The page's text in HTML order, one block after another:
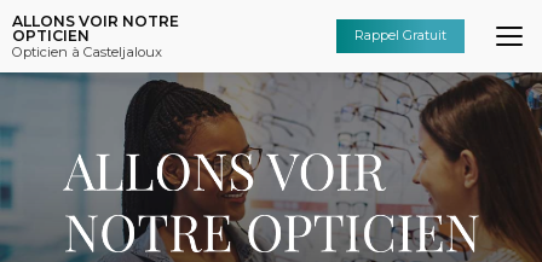
Aller
au
contenu
principal
ALLONS VOIR NOTRE
OPTICIEN
Opticien à Casteljaloux
Rappel Gratuit